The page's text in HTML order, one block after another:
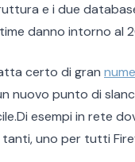
e i due
danno intorno al
certo di gran
nuovo punto di
esempi in rete
uno per tutti